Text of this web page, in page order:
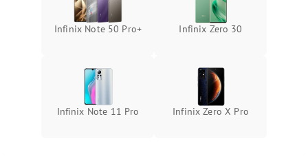
Infinix Note 50 Pro+ Infinix Zero 30
Infinix Note 11 Pro Infinix Zero X Pro